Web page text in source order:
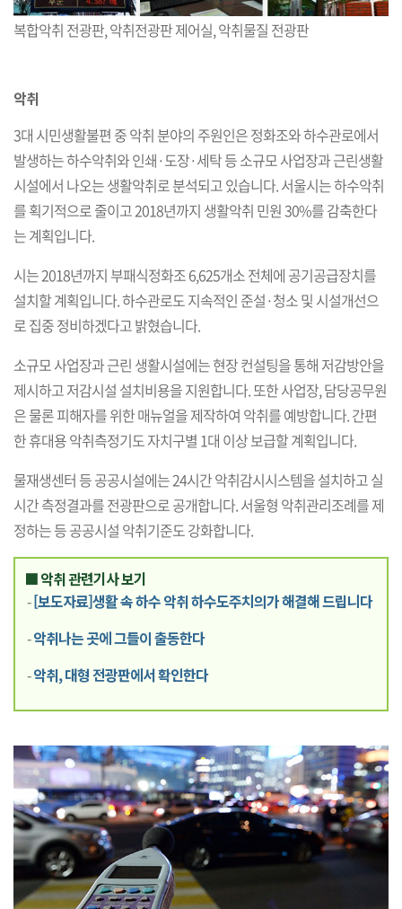
복합악취 전광판, 악취전광판 제어실, 악취물질 전광판
악취
3대 시민생활불편 중 악취 분야의 주원인은 정화조와 하수관로에서
발생하는 하수악취와 인쇄·도장·세탁 등 소규모 사업장과 근린생활
시설에서 나오는 생활악취로 분석되고 있습니다. 서울시는 하수악취
를 획기적으로 줄이고 2018년까지 생활악취 민원 30%를 감축한다
는 계획입니다.
시는 2018년까지 부패식정화조 6,625개소 전체에 공기공급장치를
설치할 계획입니다. 하수관로도 지속적인 준설·청소 및 시설개선으
로 집중 정비하겠다고 밝혔습니다.
소규모 사업장과 근린 생활시설에는 현장 컨설팅을 통해 저감방안을
제시하고 저감시설 설치비용을 지원합니다. 또한 사업장, 담당공무원
은 물론 피해자를 위한 매뉴얼을 제작하여 악취를 예방합니다. 간편
한 휴대용 악취측정기도 자치구별 1대 이상 보급할 계획입니다.
물재생센터 등 공공시설에는 24시간 악취감시시스템을 설치하고 실
시간 측정결과를 전광판으로 공개합니다. 서울형 악취관리조례를 제
정하는 등 공공시설 악취기준도 강화합니다.
■ 악취 관련기사 보기
-[보도자료]생활 속 하수 악취 하수도주치의가 해결해 드립니다
-악취나는 곳에 그들이 출동한다
-악취, 대형 전광판에서 확인한다